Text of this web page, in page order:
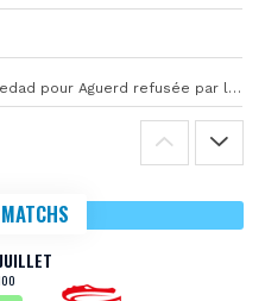
La première offre de la Real Sociedad pour Aguerd refusée par l’OM